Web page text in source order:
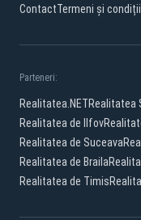
ContactTermeni și condiții
Parteneri:
Realitatea.NETRealitatea
Realitatea de Ilfov
Realitatea de Suceava
Realitatea de Braila
Realitatea de Timis